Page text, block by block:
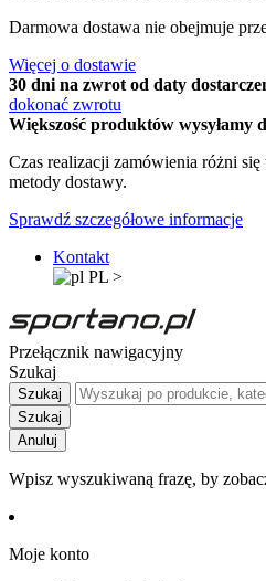
Darmowa dostawa nie obejmuje
Więcej o dostawie
30 dni na zwrot od daty
dokonać zwrotu
Większość produktów wysyłamy
Czas realizacji zamówienia różni
metody dostawy.
Sprawdź szczegółowe informacje
Kontakt
PL >
Przełącznik nawigacyjny
Szukaj
Szukaj
Szukaj
Anuluj
Wpisz wyszukiwaną frazę, by
Moje konto